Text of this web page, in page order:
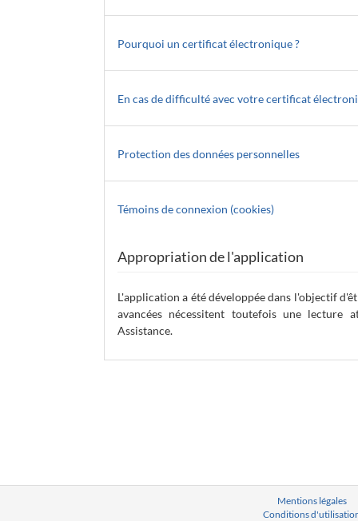
Pourquoi un certificat électronique ?
En cas de difficulté avec votre certificat
Protection des données personnelles
Témoins de connexion (cookies)
Appropriation de l'application
L'application a été développée dans l'objectif
avancées nécessitent toutefois une lecture
Assistance.
Mentions légales
Conditions